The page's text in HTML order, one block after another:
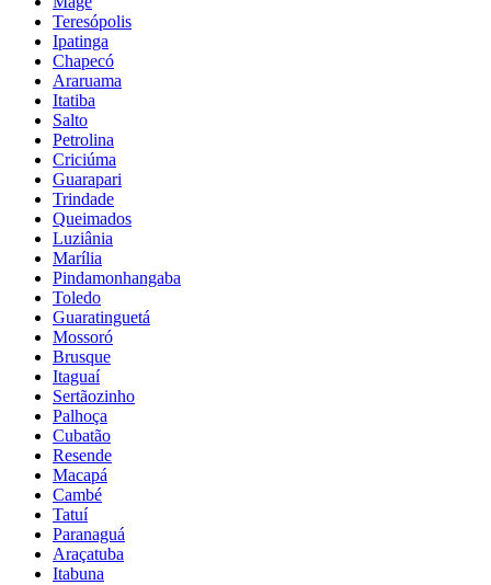
Teresópolis
Ipatinga
Chapecó
Araruama
Itatiba
Salto
Petrolina
Criciúma
Guarapari
Trindade
Queimados
Luziânia
Marília
Pindamonhangaba
Toledo
Guaratinguetá
Mossoró
Brusque
Itaguaí
Sertãozinho
Palhoça
Cubatão
Resende
Macapá
Cambé
Tatuí
Paranaguá
Araçatuba
Itabuna